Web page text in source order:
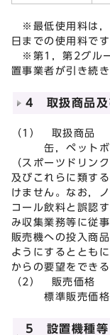
※最低使用料は，
日までの使用料です
※第1，第2グルー
置事業者が引き続
4 取扱商品及
（1） 取扱商品
缶，ペットボト
（スポーツドリン
及びこれらに類す
けません。なお，
コール飲料と誤認
み収集業務等に従
販売機への投入商
ようにするととも
からの要望をでき
（2） 販売価格
標準販売価格（
5 設置機種等